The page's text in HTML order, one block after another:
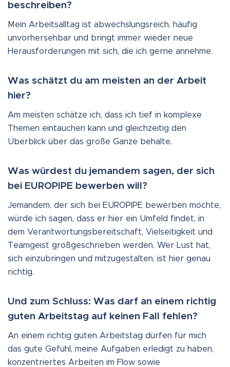
beschreiben?
Mein Arbeitsalltag ist abwechslungsreich, häufig
unvorhersehbar und bringt immer wieder neue
Herausforderungen mit sich, die ich gerne annehme.
Was schätzt du am meisten an der Arbeit
hier?
Am meisten schätze ich, dass ich tief in komplexe
Themen eintauchen kann und gleichzeitig den
Überblick über das große Ganze behalte.
Was würdest du jemandem sagen, der sich
bei EUROPIPE bewerben will?
Jemandem, der sich bei EUROPIPE bewerben möchte,
würde ich sagen, dass er hier ein Umfeld findet, in
dem Verantwortungsbereitschaft, Vielseitigkeit und
Teamgeist großgeschrieben werden. Wer Lust hat,
sich einzubringen und mitzugestalten, ist hier genau
richtig.
Und zum Schluss: Was darf an einem richtig
guten Arbeitstag auf keinen Fall fehlen?
An einem richtig guten Arbeitstag dürfen für mich
das gute Gefühl, meine Aufgaben erledigt zu haben,
konzentriertes Arbeiten im Flow sowie